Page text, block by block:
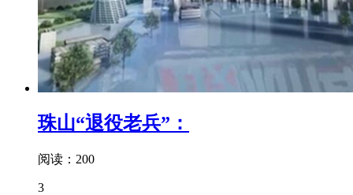
珠山“退役老兵”：
阅读：200
3